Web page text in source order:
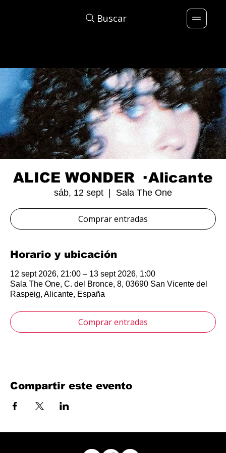
Buscar
ALICE WONDER · Alicante
sáb, 12 sept Sala The One
Comprar entradas
Horario y ubicación
12 sept 2026, 21:00 – 13 sept 2026, 1:00
Sala The One, C. del Bronce, 8, 03690 San Vicente del
Raspeig, Alicante, España
Comprar entradas
Compartir este evento